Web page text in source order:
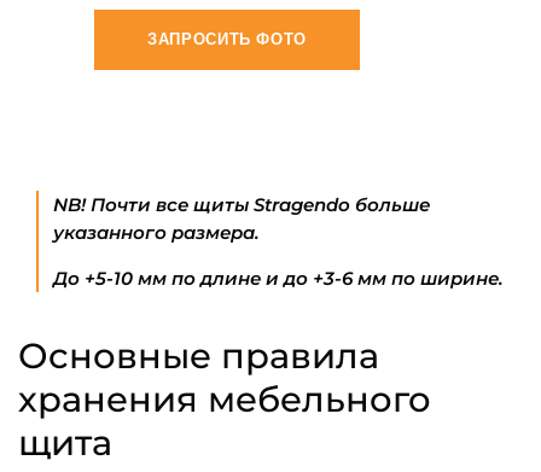
ЗАПРОСИТЬ ФОТО
NB! Почти все щиты Stragendo больше
указанного размера.
До +5-10 мм по длине и до +3-6 мм по ширине.
Основные правила
хранения мебельного
щита